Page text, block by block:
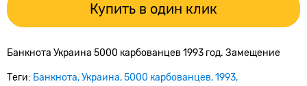
Купить в один клик
Банкнота Украина 5000 карбованцев 1993 год. Замещение
Теги: Банкнота Украина 5000 карбованцев 1993